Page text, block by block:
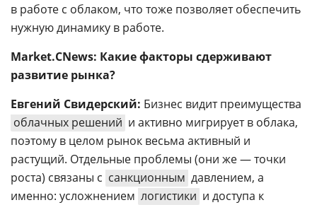
в работе с облаком, что тоже позволяет обеспечить
нужную динамику в работе.
Market.CNews: Какие факторы сдерживают
развитие рынка?
Евгений Свидерский: Бизнес видит преимущества
облачных решений и активно мигрирует в облака,
поэтому в целом рынок весьма активный и
растущий. Отдельные проблемы (они же — точки
роста) связаны с санкционным давлением, а
именно: усложнением логистики и доступа к